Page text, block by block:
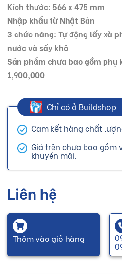
Kích thước: 566 x 475 mm
Nhập khẩu từ Nhật Bản
3 chức năng: Tự động lấy xà
nước và sấy khô
Sản phẩm chưa bao gồm phụ
1,900,000
Chỉ có ở Buildshop
Cam kết hàng chất
Giá trên chưa bao gồm
khuyến mãi.
Liên hệ
Thêm vào giỏ hàng